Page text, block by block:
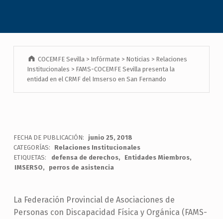
COCEMFE Sevilla > Infórmate > Noticias > Relaciones
Institucionales > FAMS-COCEMFE Sevilla presenta la
entidad en el CRMF del Imserso en San Fernando
FECHA DE PUBLICACIÓN:
junio 25, 2018
CATEGORÍAS:
Relaciones Institucionales
ETIQUETAS:
defensa de derechos
Entidades Miembros
IMSERSO
perros de asistencia
La Federación Provincial de Asociaciones de
Personas con Discapacidad Física y Orgánica (FAMS-